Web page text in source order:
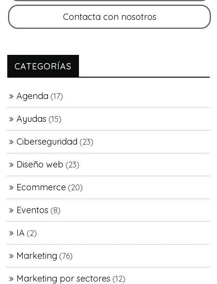
CATEGORÍAS
Agenda (17)
Ayudas (15)
Ciberseguridad (23)
Diseño web (23)
Ecommerce (20)
Eventos (8)
IA (2)
Marketing (76)
Marketing por sectores (12)